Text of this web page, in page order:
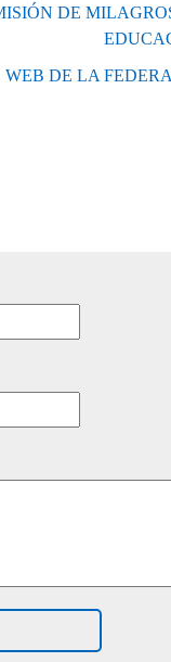
DE
WEB DE LA